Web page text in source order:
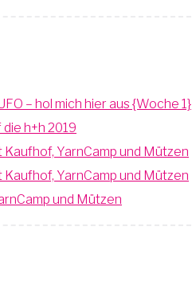
– hol mich hier aus {Woche 1}
h+h 2019
YarnCamp und Mützen
YarnCamp und Mützen
und Mützen